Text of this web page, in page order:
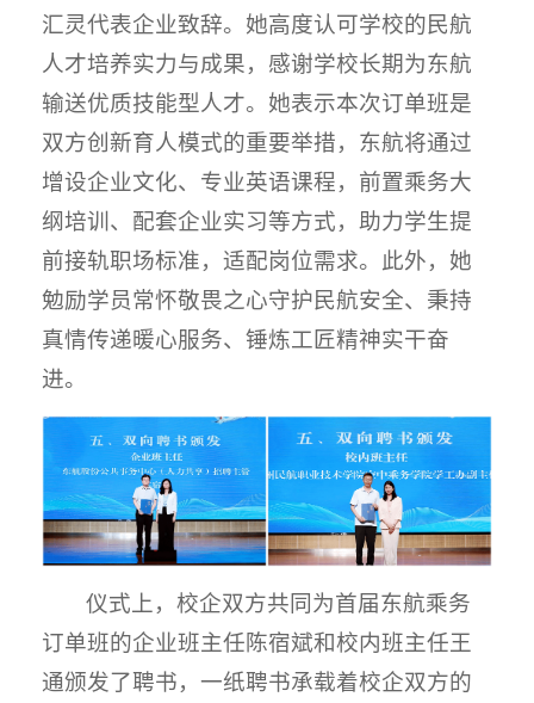
汇灵代表企业致辞。她高度认可学校的民航
人才培养实力与成果，感谢学校长期为东航
输送优质技能型人才。她表示本次订单班是
双方创新育人模式的重要举措，东航将通过
增设企业文化、专业英语课程，前置乘务大
纲培训、配套企业实习等方式，助力学生提
前接轨职场标准，适配岗位需求。此外，她
勉励学员常怀敬畏之心守护民航安全、秉持
真情传递暖心服务、锤炼工匠精神实干奋
进。
仪式上，校企双方共同为首届东航乘务
订单班的企业班主任陈宿斌和校内班主任王
通颁发了聘书，一纸聘书承载着校企双方的